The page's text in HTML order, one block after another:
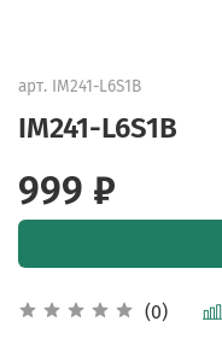
арт. IM241-L6S1B
IM241-L6S1B
(0)
999 ₽